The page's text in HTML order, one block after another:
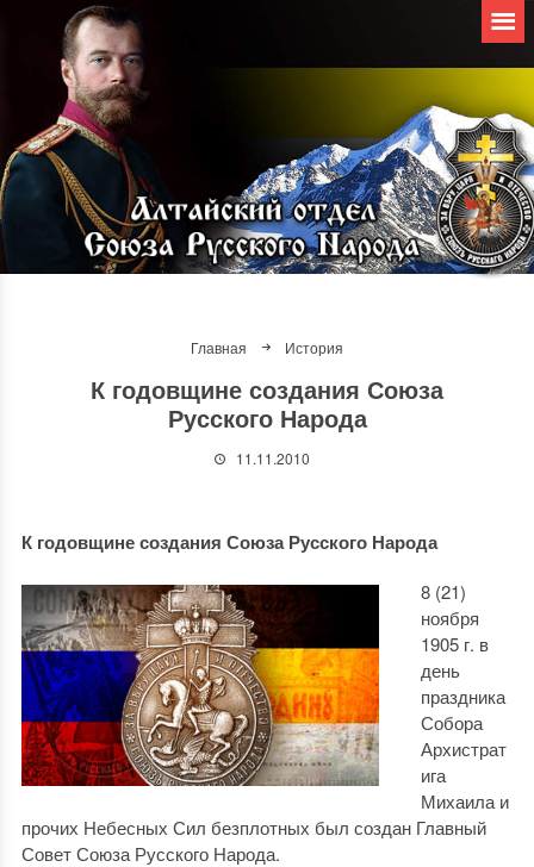
Главная История
К годовщине создания Союза
Русского Народа
11.11.2010
К годовщине создания Союза Русского Народа
8 (21)
ноября
1905 г. в
день
праздника
Собора
Архистрат
ига
Михаила и
прочих Небесных Сил безплотных был создан Главный
Совет Союза Русского Народа.